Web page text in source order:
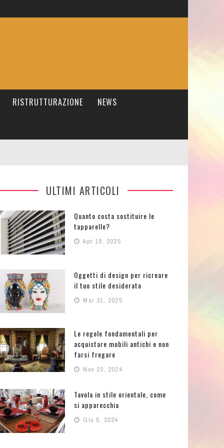
RISTRUTTURAZIONE NEWS
ULTIMI ARTICOLI
Quanto costa sostituire le
tapparelle?
Apr 19, 2025
Oggetti di design per ricreare
il tuo stile desiderato
Mar 31, 2025
Le regole fondamentali per
acquistare mobili antichi e non
farsi fregare
Nov 23, 2024
Tavola in stile orientale, come
si apparecchia
Giu 5, 2024